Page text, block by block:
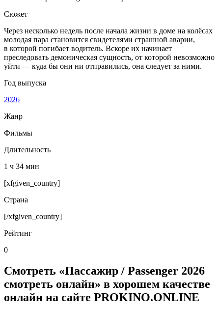
Сюжет
Через несколько недель после начала жизни в доме на колёсах
молодая пара становится свидетелями страшной аварии,
в которой погибает водитель. Вскоре их начинает
преследовать демоническая сущность, от которой невозможно
уйти — куда бы они ни отправились, она следует за ними.
Год выпуска
2026
Жанр
Фильмы
Длительность
1 ч 34 мин
[xfgiven_country]
Страна
[/xfgiven_country]
Рейтинг
0
Смотреть «Пассажир / Passenger 2026
смотреть онлайн» в хорошем качестве
онлайн на сайте PROKINO.ONLINE